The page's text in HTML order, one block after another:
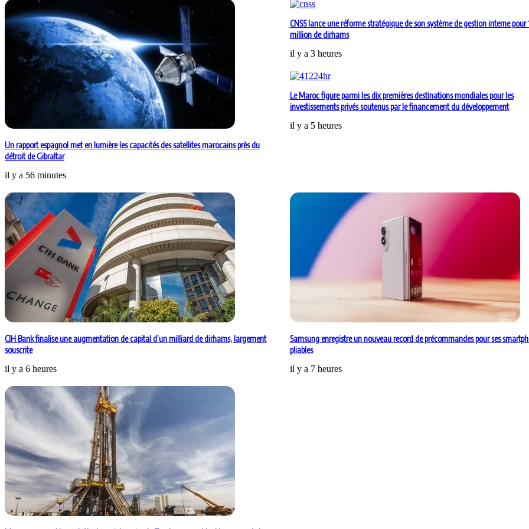
Un rapport espagnol met en lumière les capacités des satellites marocains près du
détroit de Gibraltar
il y a 56 minutes
CNSS lance une réforme stratégique de son système de gestion interne pour
million de dirhams
il y a 3 heures
Le Maroc figure parmi les dix premières destinations mondiales pour les
investissements privés soutenus par le financement du développement
il y a 5 heures
CIH Bank finalise une augmentation de capital d’un milliard de dirhams, largement
souscrite
il y a 6 heures
Samsung enregistre un nouveau record de précommandes pour ses
pliables
il y a 7 heures